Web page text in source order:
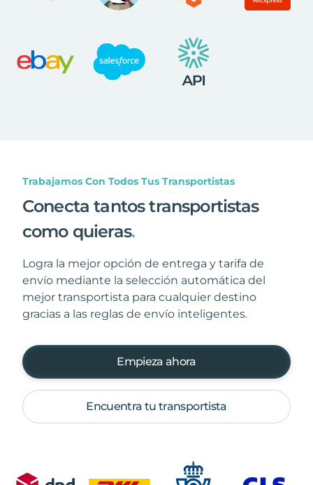
Trabajamos Con Todos Tus Transportistas
Conecta tantos transportistas
como quieras.
Logra la mejor opción de entrega y tarifa de
envío mediante la selección automática del
mejor transportista para cualquier destino
gracias a las reglas de envío inteligentes.
Empieza ahora
Encuentra tu transportista